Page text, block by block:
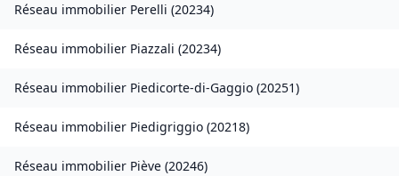
Réseau immobilier Perelli (20234)
Réseau immobilier Piazzali (20234)
Réseau immobilier Piedicorte-di-Gaggio (20251)
Réseau immobilier Piedigriggio (20218)
Réseau immobilier Piève (20246)